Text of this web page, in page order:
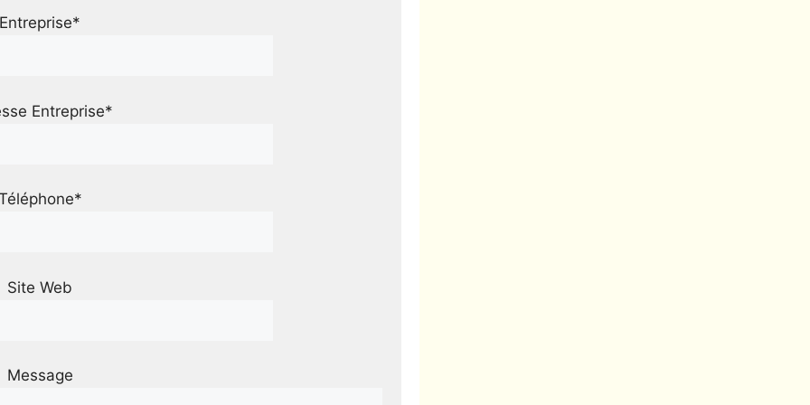
Entreprise*
Entreprise*
Site Web
Message